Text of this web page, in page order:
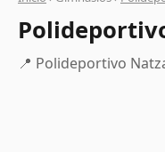
📍 Polideportivo